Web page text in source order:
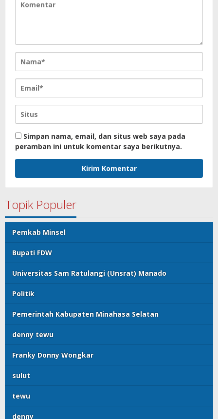
Simpan nama, email, dan situs web saya pada
peramban ini untuk komentar saya berikutnya.
Topik Populer
Pemkab Minsel
Bupati FDW
Universitas Sam Ratulangi (Unsrat) Manado
Politik
Pemerintah Kabupaten Minahasa Selatan
denny tewu
Franky Donny Wongkar
sulut
tewu
denny